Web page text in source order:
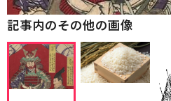
記事内のその他の画像